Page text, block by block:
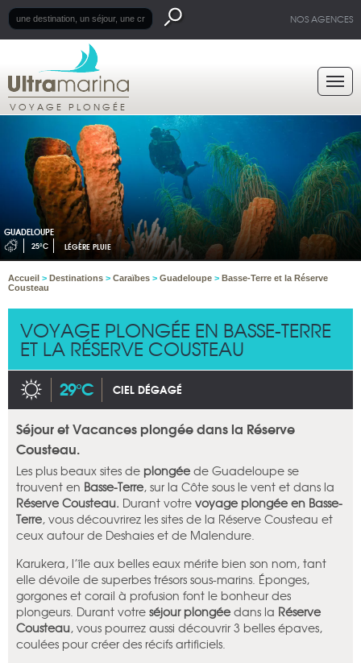
NOS AGENCES
VOYAGE PLONGÉE
GUADELOUPE
25°C LÉGÈRE PLUIE
Accueil > Destinations > Caraïbes > Guadeloupe > Basse-Terre et la Réserve
Cousteau
VOYAGE PLONGÉE EN BASSE-TERRE
ET LA RÉSERVE COUSTEAU
29°C CIEL DÉGAGÉ
Séjour et Vacances plongée dans la Réserve
Cousteau.
Les plus beaux sites de plongée de Guadeloupe se
trouvent en Basse-Terre, sur la Côte sous le vent et dans la
Réserve Cousteau. Durant votre voyage plongée en Basse-
Terre, vous découvrirez les sites de la Réserve Cousteau et
ceux autour de Deshaies et de Malendure.
Karukera, l’île aux belles eaux mérite bien son nom, tant
elle dévoile de superbes trésors sous-marins. Éponges,
gorgones et corail à profusion font le bonheur des
plongeurs. Durant votre séjour plongée dans la Réserve
Cousteau, vous pourrez aussi découvrir 3 belles épaves,
coulées pour créer des récifs artificiels.